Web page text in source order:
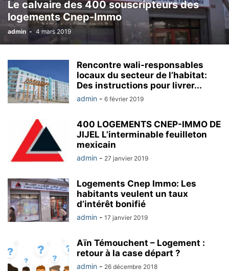
Le calvaire des 400 souscripteurs des
logements Cnep-Immo
admin - 4 mars 2019
Rencontre wali-responsables
locaux du secteur de l’habitat:
Des instructions pour livrer...
admin - 6 février 2019
400 LOGEMENTS CNEP-IMMO DE
JIJEL L’interminable feuilleton
mexicain
admin - 27 janvier 2019
Logements Cnep Immo: Les
habitants veulent un taux
d’intérêt bonifié
admin - 17 janvier 2019
Aïn Témouchent – Logement :
retour à la case départ ?
admin - 26 décembre 2018